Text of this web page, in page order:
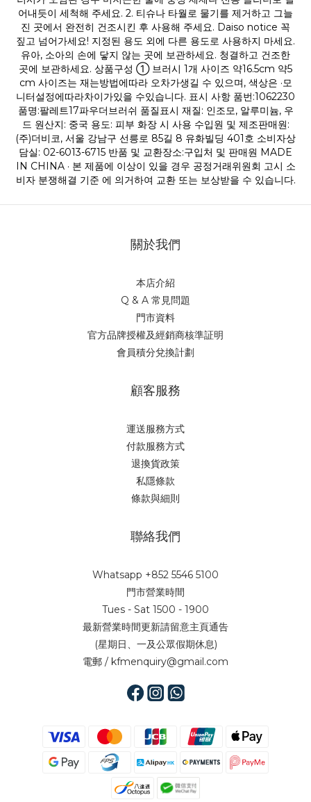
關於我們
本店介紹
Q & A 常見問題
門市資料
官方品牌授權及經銷商核準証明
會員積分兌換計劃
顧客服務
運送服務方式
付款服務方式
退換貨政策
私隱條款
條款與細則
聯絡我們
Whatsapp +852 5546 5100
門市營業時間
Tues - Sat 1500 - 1900
最新營業時間更新請留意主頁通告
(星期日、一及公眾假期休息)
電郵 / kfmenquiry@gmail.com